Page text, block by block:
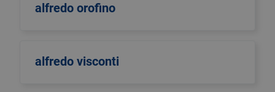
alfredo orofino
alfredo visconti